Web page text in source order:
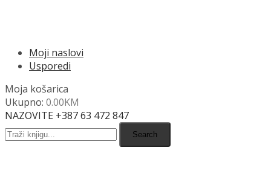
Moji naslovi
Usporedi
Moja košarica
Ukupno: 0.00KM
NAZOVITE +387 63 472 847
Search